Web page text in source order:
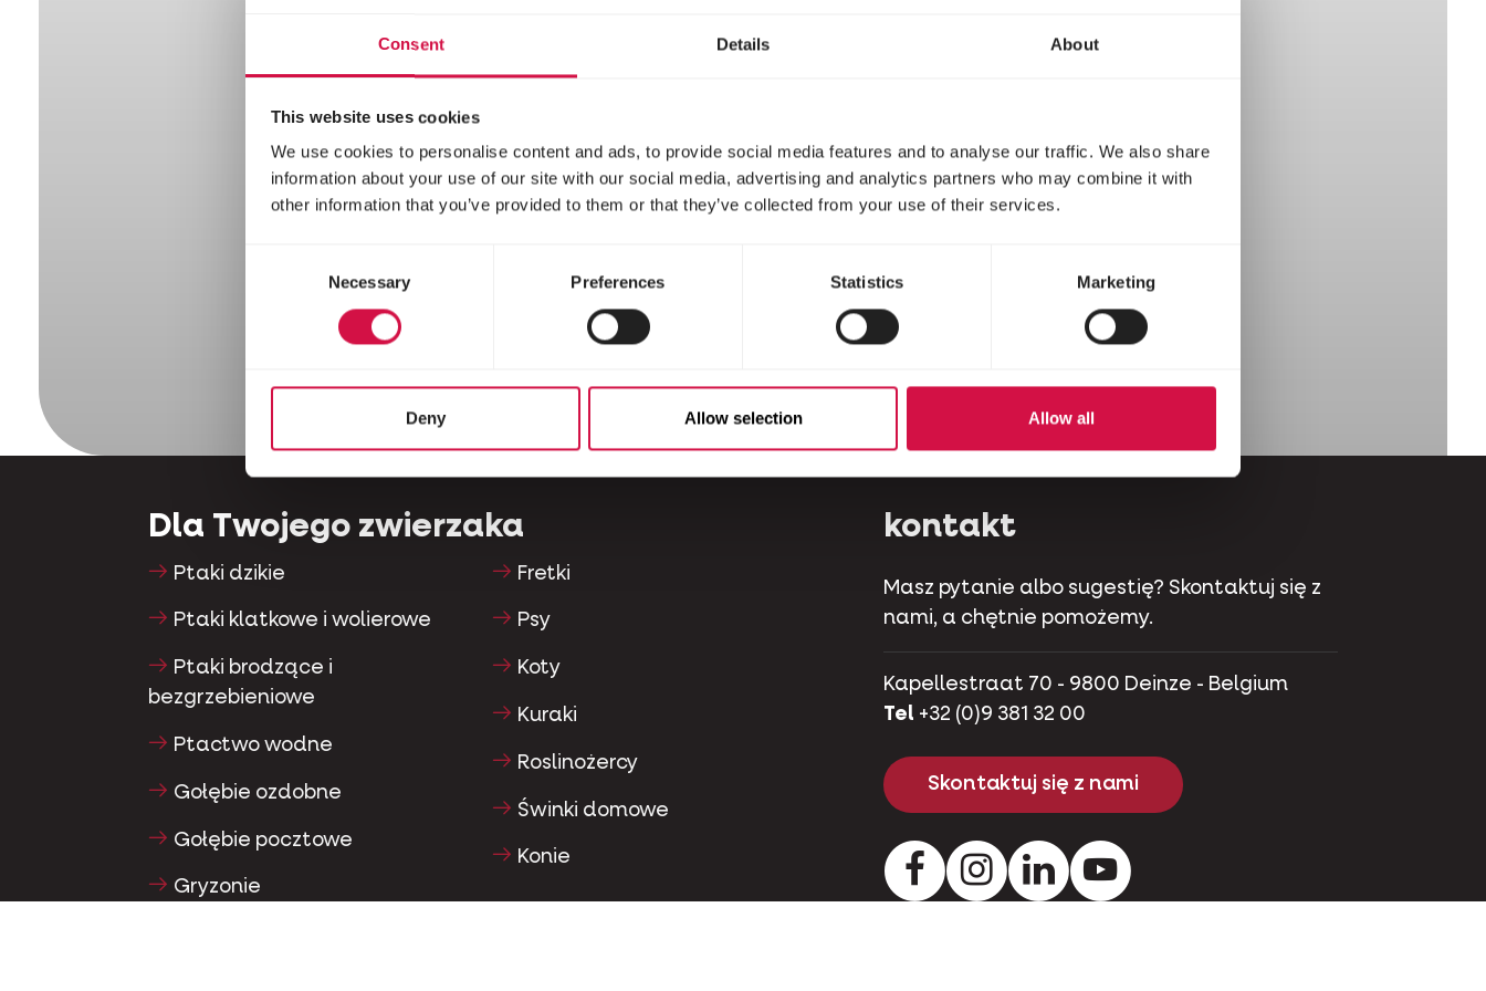
Consent Details About
This website uses cookies
We use cookies to personalise content and ads, to provide social media features and to analyse our traffic. We also share
information about your use of our site with our social media, advertising and analytics partners who may combine it with
other information that you’ve provided to them or that they’ve collected from your use of their services.
Necessary Preferences Statistics Marketing
Deny Allow selection Allow all
Scroll down
Dla Twojego zwierzaka
Ptaki dzikie
Ptaki klatkowe i wolierowe
Ptaki brodzące i
bezgrzebieniowe
Ptactwo wodne
Gołębie ozdobne
Gołębie pocztowe
Gryzonie
Fretki
Psy
Koty
Kuraki
Roslinożercy
Świnki domowe
Konie
kontakt
Masz pytanie albo sugestię? Skontaktuj się z
nami, a chętnie pomożemy.
Kapellestraat 70 - 9800 Deinze - Belgium
Tel +32 (0)9 381 32 00
Skontaktuj się z nami
FacebookInstagramPinterestYoutube